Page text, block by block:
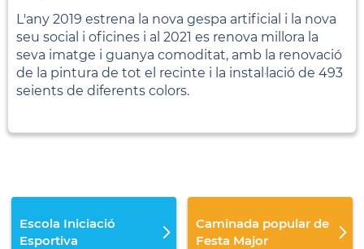
L'any 2019 estrena la nova gespa artificial i la nova
seu social i oficines i al 2021 es renova millora la
seva imatge i guanya comoditat, amb la renovació
de la pintura de tot el recinte i la instal·lació de 493
seients de diferents colors.
Escola Iniciació
Esportiva
Caminada popular de
Festa Major